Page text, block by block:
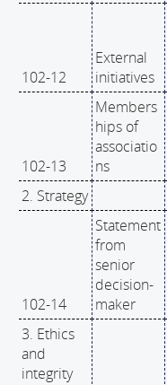
102-12
External
initiatives
102-13
Members
hips of
associatio
ns
2. Strategy
102-14
Statement
from
senior
decision-
maker
3. Ethics
and
integrity